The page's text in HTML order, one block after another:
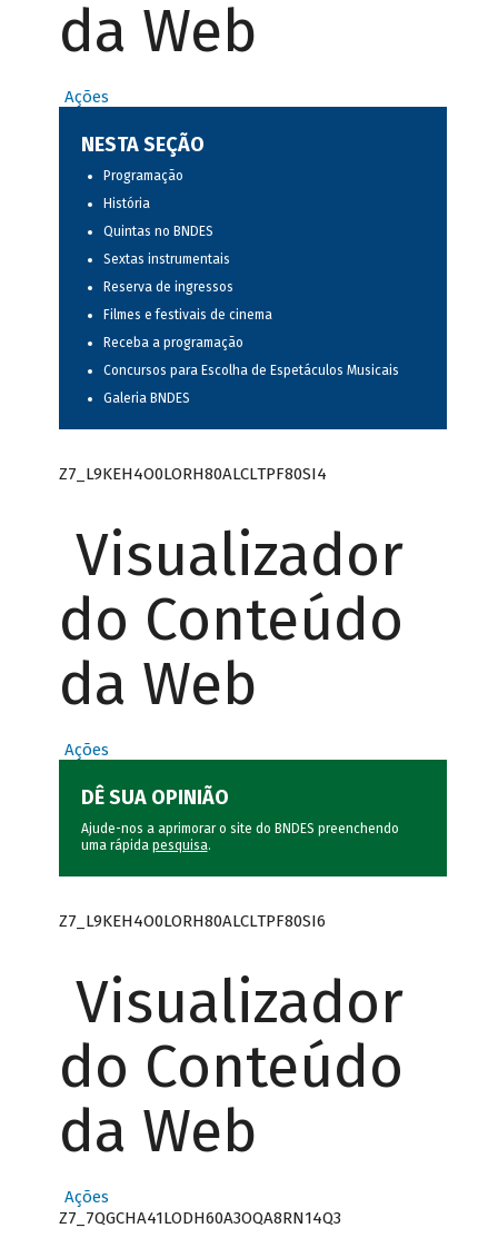
da Web
Ações
NESTA SEÇÃO
Programação
História
Quintas no BNDES
Sextas instrumentais
Reserva de ingressos
Filmes e festivais de cinema
Receba a programação
Concursos para Escolha de Espetáculos Musicais
Galeria BNDES
Z7_L9KEH4O0LORH80ALCLTPF80SI4
Visualizador
do Conteúdo
da Web
Ações
DÊ SUA OPINIÃO
Ajude-nos a aprimorar o site do BNDES preenchendo
uma rápida pesquisa.
Z7_L9KEH4O0LORH80ALCLTPF80SI6
Visualizador
do Conteúdo
da Web
Ações
Z7_7QGCHA41LODH60A3OQA8RN14Q3